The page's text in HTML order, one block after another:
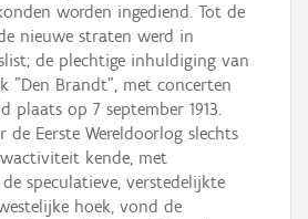
worden ingediend. Tot de
nieuwe straten werd in
de plechtige inhuldiging van
"Den Brandt", met concerten
plaats op 7 september 1913.
Eerste Wereldoorlog slechts
kende, met
speculatieve, verstedelijkte
hoek, vond de